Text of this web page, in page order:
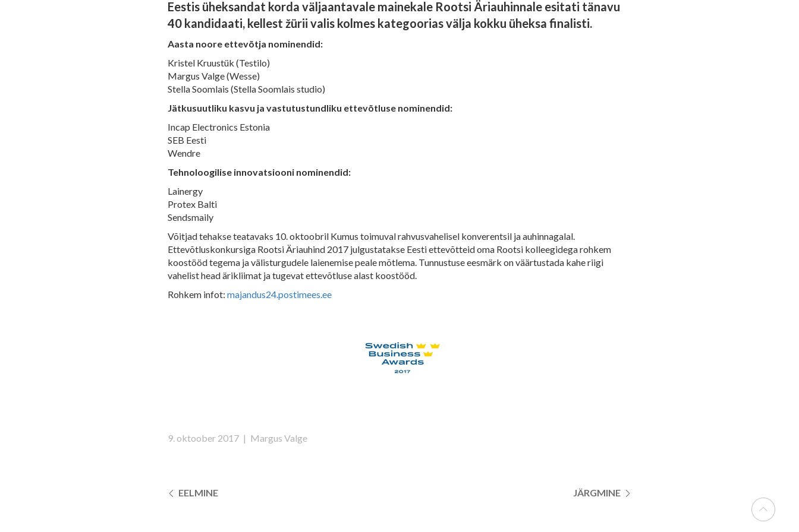
Eestis üheksandat korda väljaantavale mainekale Rootsi Äriauhinnale esitati tänavu
40 kandidaati, kellest žürii valis kolmes kategoorias välja kokku üheksa finalisti.
Aasta noore ettevõtja nominendid:
Kristel Kruustük (Testilo)
Margus Valge (Wesse)
Stella Soomlais (Stella Soomlais studio)
Jätkusuutliku kasvu ja vastutustundliku ettevõtluse nominendid:
Incap Electronics Estonia
SEB Eesti
Wendre
Tehnoloogilise innovatsiooni nominendid:
Lainergy
Protex Balti
Sendsmaily
Võitjad tehakse teatavaks 10. oktoobril Kumus toimuval rahvusvahelisel konverentsil ja auhinnagalal.
Ettevõtluskonkursiga Rootsi Äriauhind 2017 julgustatakse Eesti ettevõtteid oma Rootsi kolleegidega rohkem
koostööd tegema ja välisturgudele laienemise peale mõtlema. Tunnustuse eesmärk on väärtustada kahe riigi
vahelist head ärikliimat ja tugevat ettevõtluse alast koostööd.
Rohkem infot: majandus24.postimees.ee
9. oktoober 2017 | Margus Valge
JÄRGMINE
EELMINE